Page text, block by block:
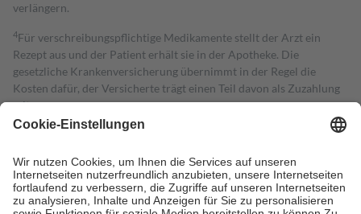
verlängern.
4Für verschreibungspflichtige Medikamente stellt der Arzt ein
Rezept aus und der Patient erhält sie in der Apotheke. Die
gesetzliche Krankenversicherung übernimmt in der Regel die
Kosten dafür, der Versicherte trägt einen Teil davon als Zuzahlung
mit.
Grundsätzlich leisten Mitglieder Zuzahlungen in Höhe von zehn
höchstens zehn Euro.
Es sind jedoch nie mehr als die tatsächlichen
Kosten der Leistung zu entrichten.
Diese Regeln gelten grundsätzlich auch für Online-Apotheken.
Bei Heilmitteln und häuslicher Krankenpflege beträgt die